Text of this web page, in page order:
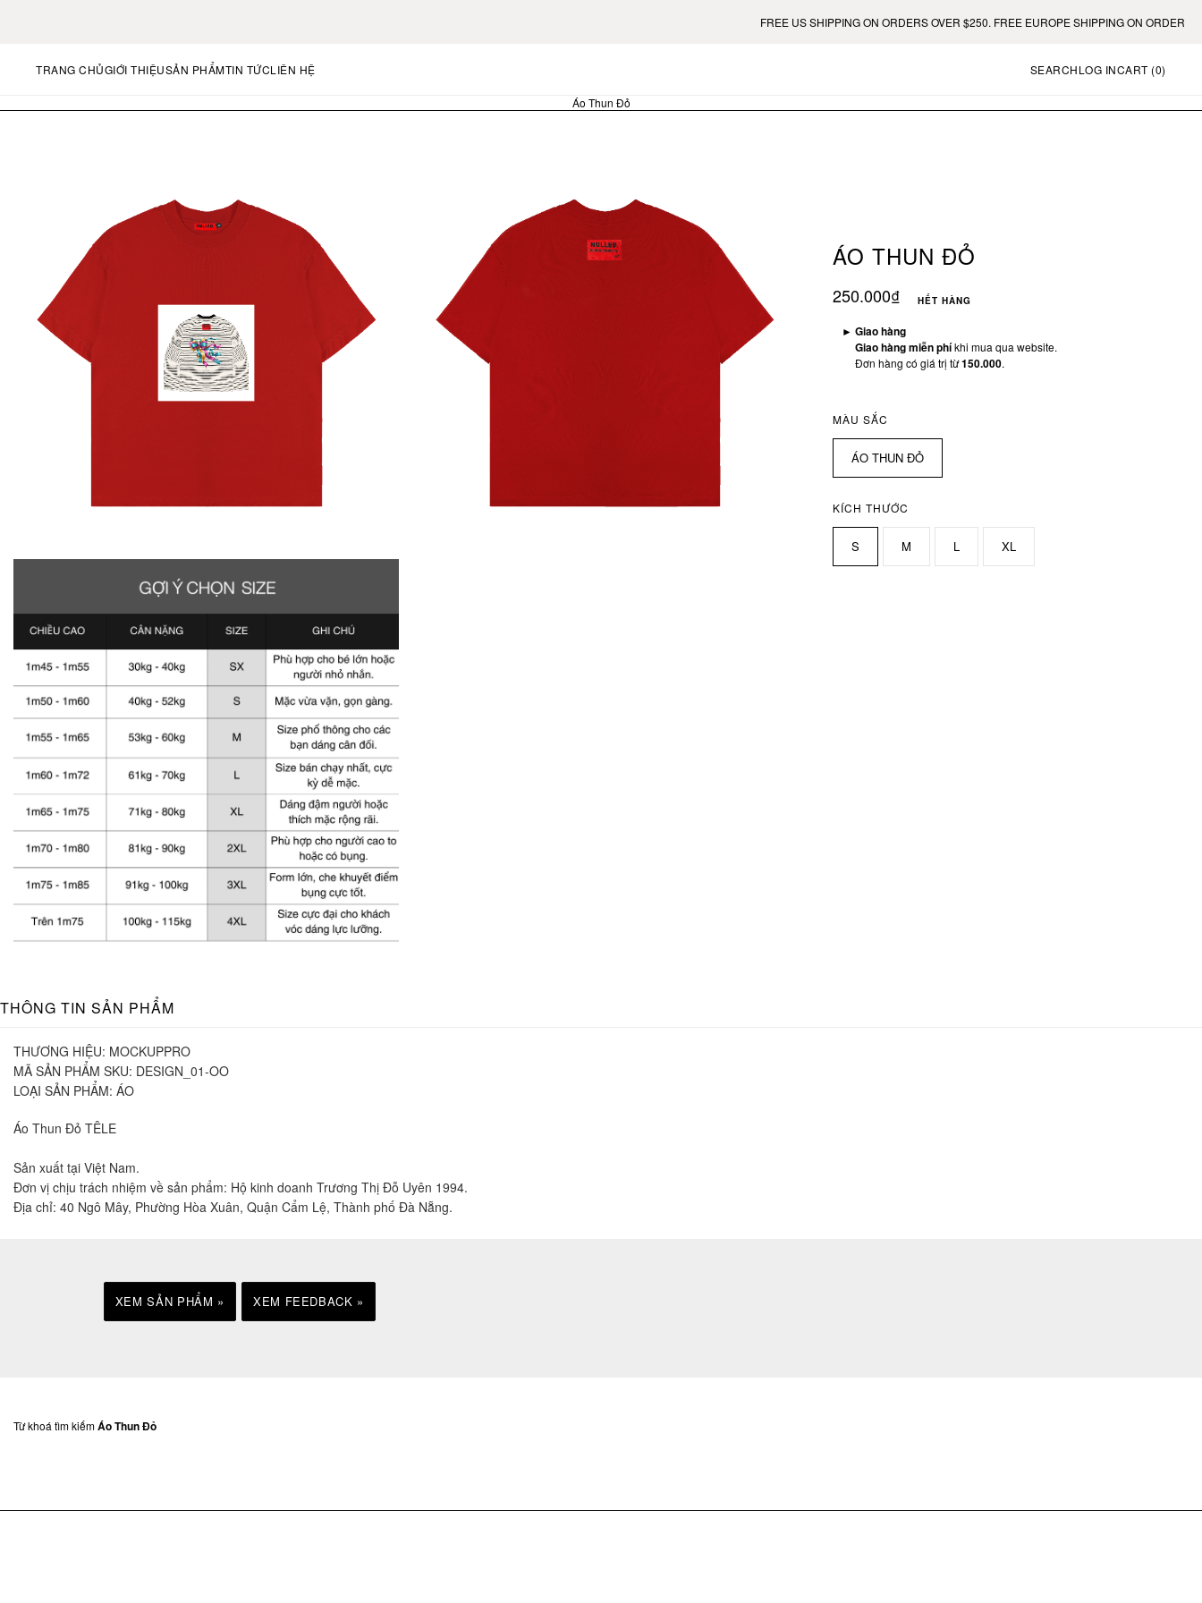
FREE US SHIPPING ON ORDERS OVER $250. FREE EUROPE SHIPPING ON ORDERS
TRANG CHỦGIỚI THIỆUSẢN PHẨMTIN TỨCLIÊN HỆ SEARCHLOG INCART (0)
Áo Thun Đỏ
ÁO THUN ĐỎ
250.000₫ HẾT HÀNG
► Giao hàng
Giao hàng miễn phíkhi mua qua website.
Đơn hàng có giá trị từ150.000.
MÀU SẮC
ÁO THUN ĐỎ
KÍCH THƯỚC
S M L XL
THÔNG TIN SẢN PHẨM
THƯƠNG HIỆU: MOCKUPPRO
MÃ SẢN PHẨM SKU: DESIGN_01-OO
LOẠI SẢN PHẨM: ÁO
Áo Thun Đỏ TÊLE
Sản xuất tại Việt Nam.
Đơn vị chịu trách nhiệm về sản phẩm: Hộ kinh doanh Trương Thị Đỗ Uyên 1994.
Địa chỉ: 40 Ngô Mây, Phường Hòa Xuân, Quận Cẩm Lệ, Thành phố Đà Nẵng.
XEM SẢN PHẨM » XEM FEEDBACK »
Từ khoá tìm kiếmÁo Thun Đỏ